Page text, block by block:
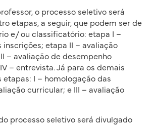
o processo seletivo será
etapas, a seguir, que podem ser de
e/ ou classificatório: etapa I –
inscrições; etapa II – avaliação
– avaliação de desempenho
– entrevista. Já para os demais
etapas: I – homologação das
curricular; e III – avaliação
processo seletivo será divulgado